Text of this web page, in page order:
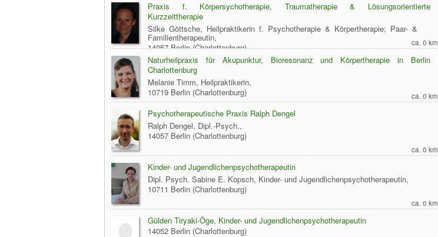
ca. 0 km
Praxis f. Körpersychotherapie, Traumatherapie & Lösungsorientierte
Kurzzeittherapie
Silke Göttsche, Heilpraktikerin f. Psychotherapie & Körpertherapie; Paar- &
Familientherapeutin,
14057 Berlin (Charlottenburg)
ca. 0 km
Naturheilpraxis für Akupunktur, Bioresonanz und Körpertherapie in Berlin
Charlottenburg
Melanie Timm, Heilpraktikerin,
10719 Berlin (Charlottenburg)
ca. 0 km
Psychotherapeutische Praxis Ralph Dengel
Ralph Dengel, Dipl.-Psych.,
14057 Berlin (Charlottenburg)
ca. 0 km
Kinder- und Jugendlichenpsychotherapeutin
Dipl. Psych. Sabine E. Kopsch, Kinder- und Jugendlichenpsychotherapeutin,
10711 Berlin (Charlottenburg)
Gülden Tiryaki-Öge, Kinder- und Jugendlichenpsychotherapeutin
14052 Berlin (Charlottenburg)